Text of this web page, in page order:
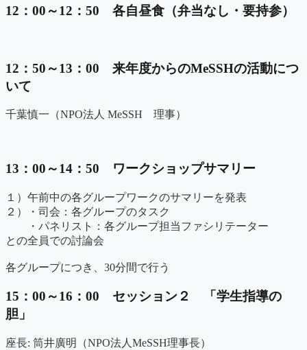
12：00～12：50 各自昼食（弁当なし・要持参）
12：50～13：00 来年度からのMeSSHの活動につ
いて
千葉慎一（NPO法人 MeSSH 理事）
13：00～14：50 ワークショップサマリー
１）午前中の各グループワークのサマリーを発表
２）・司会：各グループのタスク
・パネリスト：各グループ担当ファシリテーター
との全員での討論会
各グループにつき、30分間で行う
15：00～16：00 セッション２ 「学生指導の
胆」
座長: 筒井廣明（NPO法人MeSSH理事長）